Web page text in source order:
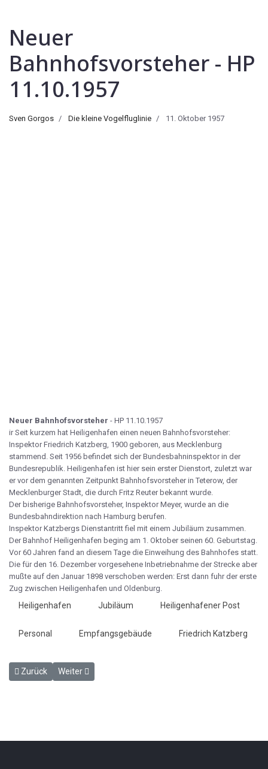
Neuer
Bahnhofsvorsteher - HP
11.10.1957
Sven Gorgos Die kleine Vogelfluglinie 11. Oktober 1957
Neuer Bahnhofsvorsteher - HP 11.10.1957
ir Seit kurzem hat Heiligenhafen einen neuen Bahnhofsvorsteher:
Inspektor Friedrich Katzberg, 1900 geboren, aus Mecklenburg
stammend. Seit 1956 befindet sich der Bundesbahninspektor in der
Bundesrepublik. Heiligenhafen ist hier sein erster Dienstort, zuletzt war
er vor dem genannten Zeitpunkt Bahnhofsvorsteher in Teterow, der
Mecklenburger Stadt, die durch Fritz Reuter bekannt wurde.
Der bisherige Bahnhofsvorsteher, Inspektor Meyer, wurde an die
Bundesbahndirektion nach Hamburg berufen.
Inspektor Katzbergs Dienstantritt fiel mit einem Jubiläum zusammen.
Der Bahnhof Heiligenhafen beging am 1. Oktober seinen 60. Geburtstag.
Vor 60 Jahren fand an diesem Tage die Einweihung des Bahnhofes statt.
Die für den 16. Dezember vorgesehene Inbetriebnahme der Strecke aber
mußte auf den Januar 1898 verschoben werden: Erst dann fuhr der erste
Zug zwischen Heiligenhafen und Oldenburg.
Heiligenhafen Jubiläum Heiligenhafener Post
Personal Empfangsgebäude Friedrich Katzberg
Vorheriger Beitrag: Um die Vogelfluglinie - HP 20.9.1957
Zurück Nächster Beitrag: Vermählung Horst Lindholm - HP
Weiter